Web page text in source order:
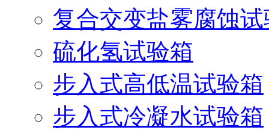
复合交变盐雾腐蚀
硫化氢试验箱
步入式高低温试验箱
步入式冷凝水试验箱